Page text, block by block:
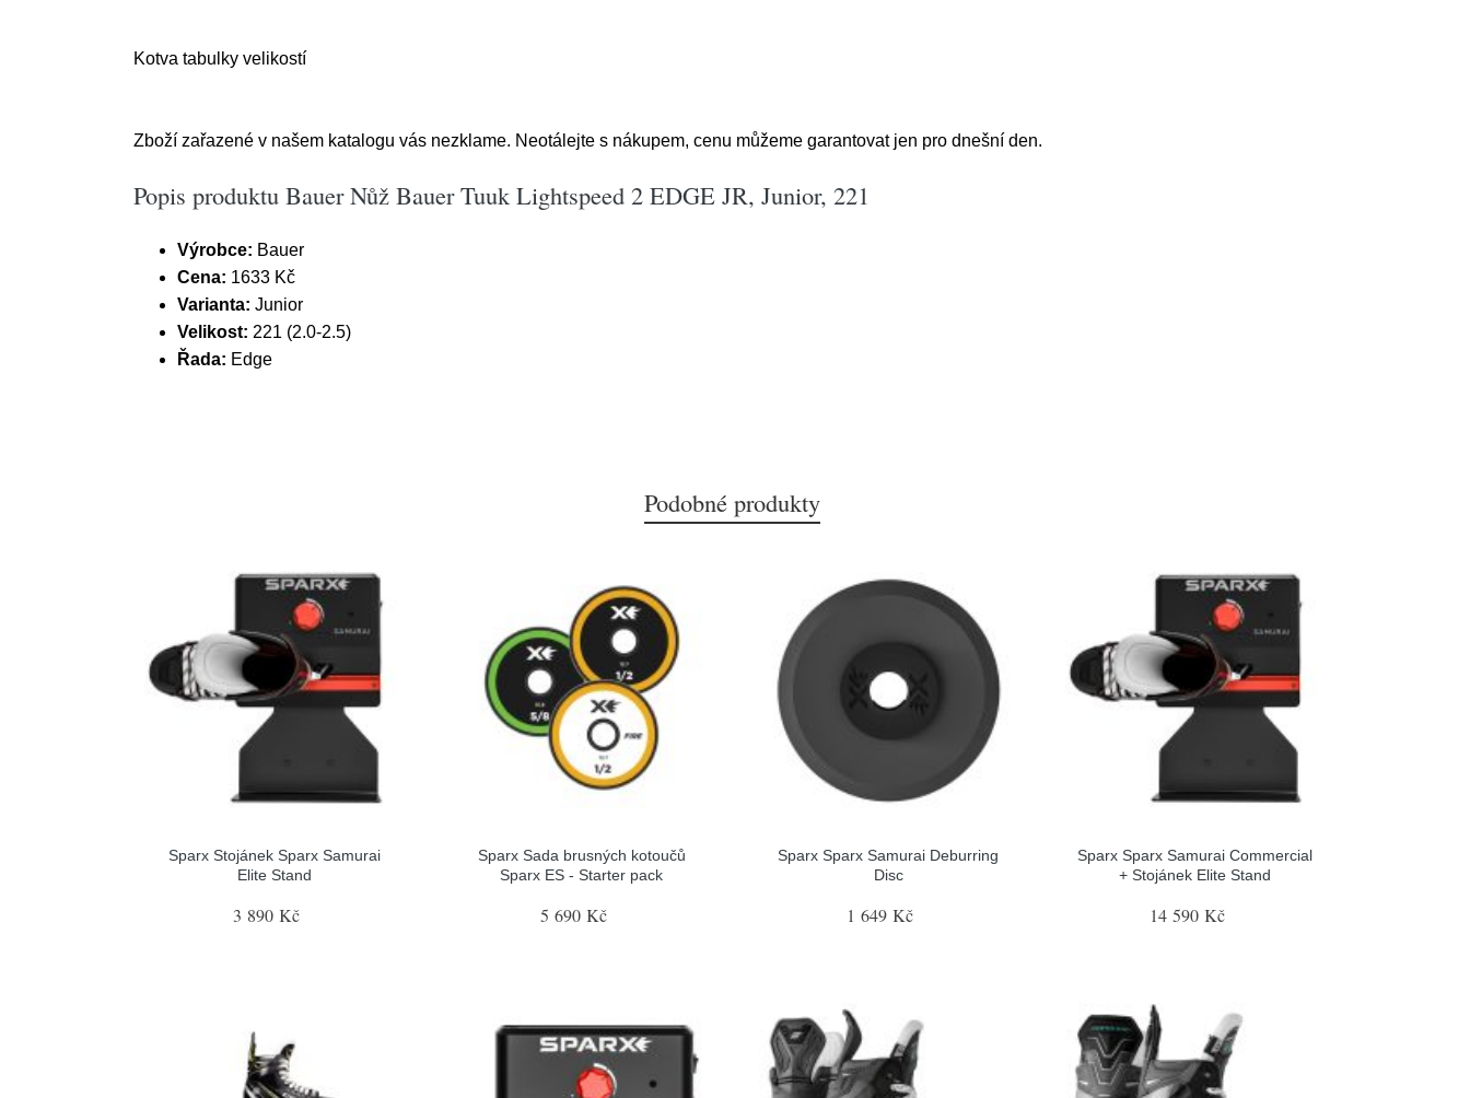
Kotva tabulky velikostí
Zboží zařazené v našem katalogu vás nezklame. Neotálejte s nákupem, cenu můžeme garantovat jen pro dnešní den.
Popis produktu Bauer Nůž Bauer Tuuk Lightspeed 2 EDGE JR, Junior, 221
Výrobce: Bauer
Cena: 1633 Kč
Varianta: Junior
Velikost: 221 (2.0-2.5)
Řada: Edge
Podobné produkty
Sparx Stojánek Sparx Samurai
Elite Stand
3 890 Kč
Sparx Sada brusných kotoučů
Sparx ES - Starter pack
5 690 Kč
Sparx Sparx Samurai Deburring
Disc
1 649 Kč
Sparx Sparx Samurai Commercial
+ Stojánek Elite Stand
14 590 Kč